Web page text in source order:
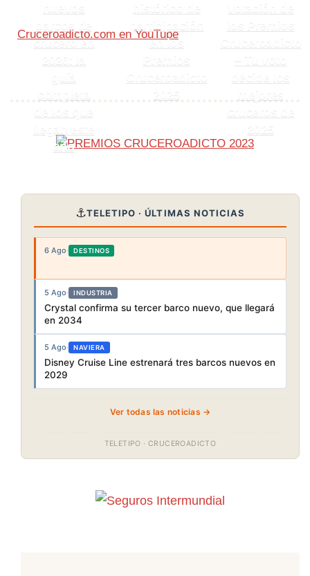
nuevos
barcos de
crucero en
2026: la
completa
de los que
llegan este
año
histórico de
participación
en los
Premios
Cruceroadicto
2025
votación de
los Premios
Cruceroadicto
– Tu voto
decide los
mejores
cruceros de
2025
Cruceroadicto.com en YouTube
⚓TELETIPO · ÚLTIMAS NOTICIAS
6 Ago· DESTINOS
5 Ago· INDUSTRIA
Crystal confirma su tercer barco nuevo, que llegará
en 2034
5 Ago· NAVIERA
Disney Cruise Line estrenará tres barcos nuevos en
2029
Ver todas las noticias →
TELETIPO · CRUCEROADICTO